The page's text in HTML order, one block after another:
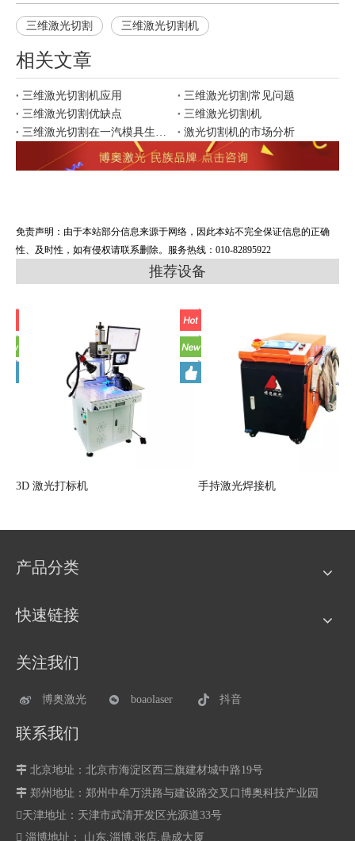
三维激光切割 三维激光切割机
相关文章
三维激光切割机应用
三维激光切割常见问题
三维激光切割优缺点
三维激光切割机
三维激光切割在一汽模具生产中的应用
激光切割机的市场分析
免责声明：由于本站部分信息来源于网络，因此本站不完全保证信息的正确
性、及时性，如有侵权请联系删除。服务热线：010-82895922
推荐设备
产品分类
快速链接
关注我们
博奥激光 boaolaser 抖音
联系我们
 北京地址：北京市海淀区西三旗建材城中路19号
 郑州地址： 郑州中牟万洪路与建设路交叉口博奥科技产业园
天津地址：天津市武清开发区光源道33号
 淄博地址： 山东.淄博.张店.鼎成大厦